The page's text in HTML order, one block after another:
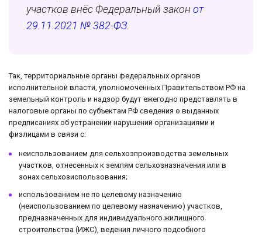
участков внёс Федеральный закон от
29.11.2021 № 382-ФЗ.
Так, территориальные органы федеральных органов
исполнительной власти, уполномоченных Правительством РФ на
земельный контроль и надзор будут ежегодно представлять в
налоговые органы по субъектам РФ сведения о выданных
предписаниях об устранении нарушений организациями и
физлицами в связи с:
неиспользованием для сельхозпроизводства земельных
участков, отнесенных к землям сельхозназначения или в
зонах сельхозиспользования;
использованием не по целевому назначению
(неиспользованием по целевому назначению) участков,
предназначенных для индивидуального жилищного
строительства (ИЖС), ведения личного подсобного